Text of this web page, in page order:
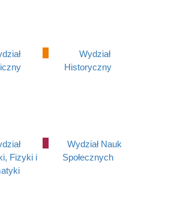
Wydział
Historyczny
Fizyki i
Wydział Nauk
Społecznych